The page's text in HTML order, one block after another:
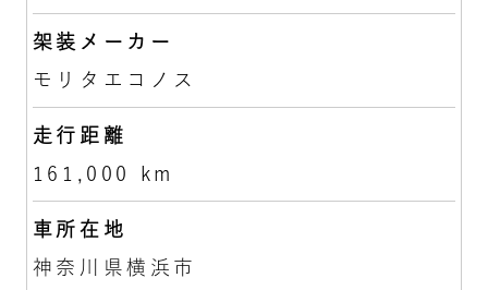
架装メーカー
モリタエコノス
走行距離
161,000 km
車所在地
神奈川県横浜市